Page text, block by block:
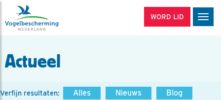
WORD LID
Actueel
Verfijn resultaten: Alles Nieuws
Blog